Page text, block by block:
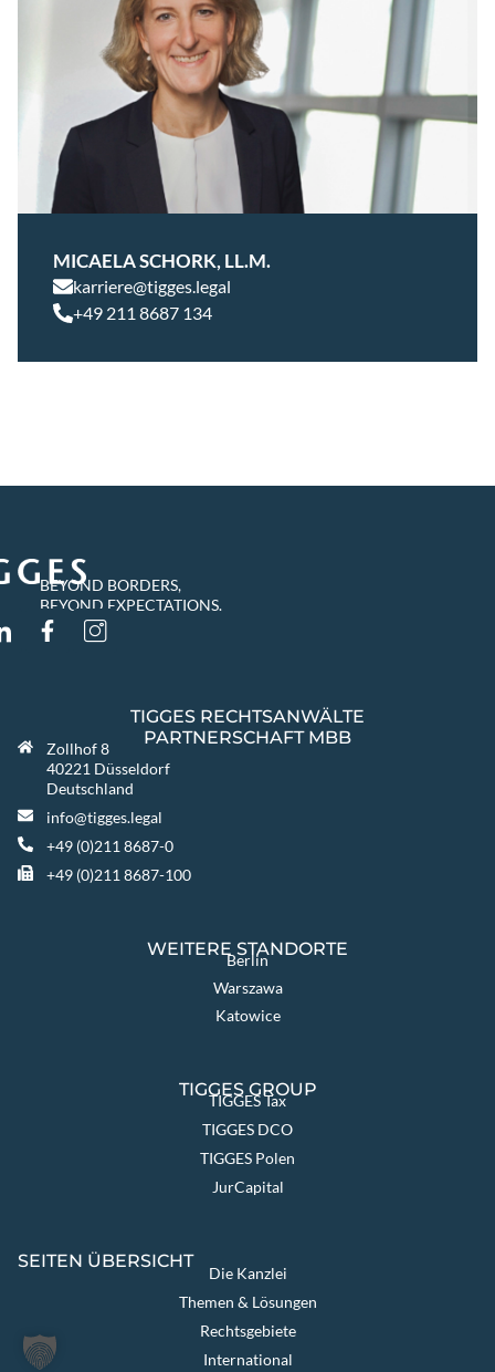
MICAELA SCHORK, LL.M.
karriere@tigges.legal
+49 211 8687 134
BEYOND BORDERS,
BEYOND EXPECTATIONS.
TIGGES RECHTSANWÄLTE
PARTNERSCHAFT MBB
Zollhof 8
40221 Düsseldorf
Deutschland
info@tigges.legal
+49 (0)211 8687-0
+49 (0)211 8687-100
WEITERE STANDORTE
Berlin
Warszawa
Katowice
TIGGES GROUP
TIGGES Tax
TIGGES DCO
TIGGES Polen
JurCapital
SEITEN ÜBERSICHT
Die Kanzlei
Themen & Lösungen
Rechtsgebiete
International